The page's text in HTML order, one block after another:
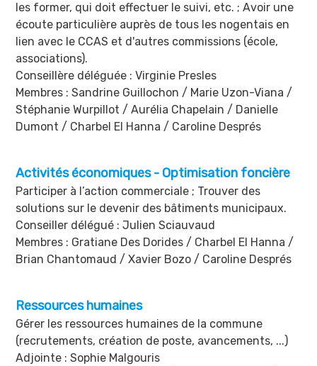
les former, qui doit effectuer le suivi, etc. ; Avoir une
écoute particulière auprès de tous les nogentais en
lien avec le CCAS et d'autres commissions (école,
associations).
Conseillère déléguée : Virginie Presles
Membres : Sandrine Guillochon / Marie Uzon-Viana /
Stéphanie Wurpillot / Aurélia Chapelain / Danielle
Dumont / Charbel El Hanna / Caroline Després
Activités économiques - Optimisation foncière
Participer à l’action commerciale ; Trouver des
solutions sur le devenir des bâtiments municipaux.
Conseiller délégué : Julien Sciauvaud
Membres : Gratiane Des Dorides / Charbel El Hanna /
Brian Chantomaud / Xavier Bozo / Caroline Després
Ressources humaines
Gérer les ressources humaines de la commune
(recrutements, création de poste, avancements, ...)
Adjointe : Sophie Malgouris